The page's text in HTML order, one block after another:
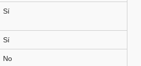
Sí
Sí
No